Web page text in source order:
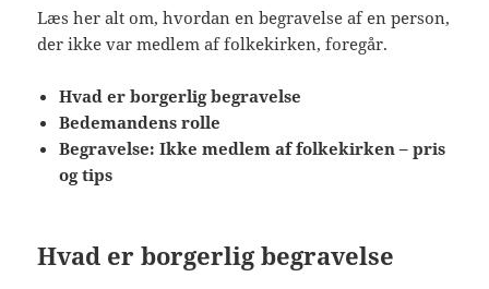
Læs her alt om, hvordan en begravelse af en person,
der ikke var medlem af folkekirken, foregår.
Hvad er borgerlig begravelse
Bedemandens rolle
Begravelse: Ikke medlem af folkekirken – pris
og tips
Hvad er borgerlig begravelse